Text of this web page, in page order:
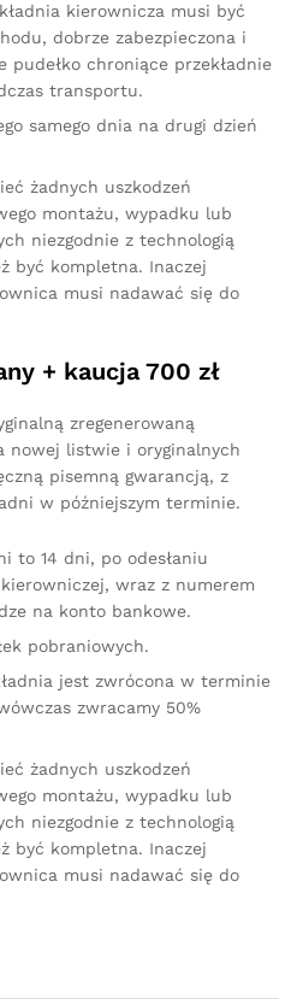
kierownicza musi być
dobrze zabezpieczona i
pudełko chroniące przekładnie
transportu.
samego dnia na drugi dzień
żadnych uszkodzeń
montażu, wypadku lub
niezgodnie z technologią
być kompletna. Inaczej
musi nadawać się do
+ kaucja 700 zł
zregenerowaną
nowej listwie i oryginalnych
pisemną gwarancją, z
w późniejszym terminie.
to 14 dni, po odesłaniu
wraz z numerem
na konto bankowe.
pobraniowych.
jest zwrócona w terminie
zwracamy 50%
żadnych uszkodzeń
montażu, wypadku lub
niezgodnie z technologią
być kompletna. Inaczej
musi nadawać się do